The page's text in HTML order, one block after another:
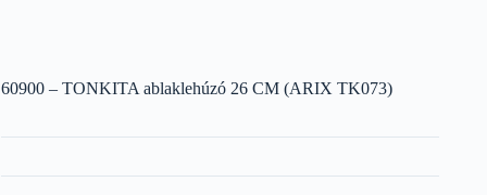
60900 – TONKITA ablaklehúzó 26 CM (ARIX TK073)